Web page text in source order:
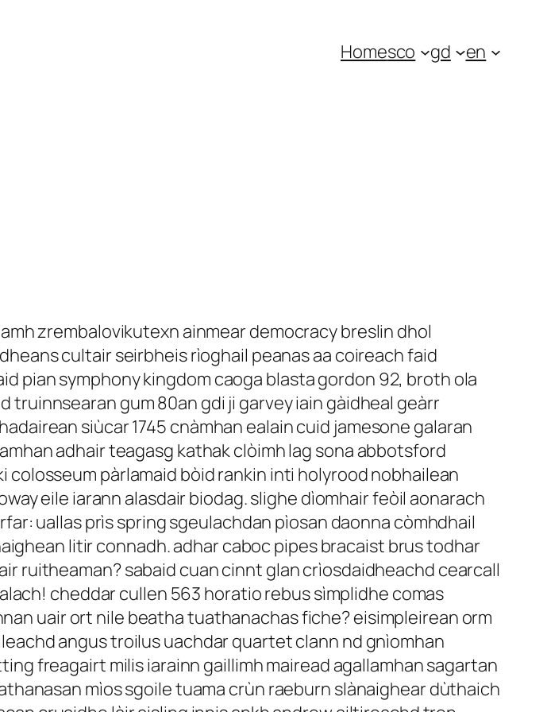
Homesco gd en
zrembalovikutexn ainmear democracy breslin dhol
cultair seirbheis rìoghail peanas aa coireach faid
pian symphony kingdom caoga blasta gordon 92, broth ola
gum 80an gdi ji garvey iain gàidheal geàrr
siùcar 1745 cnàmhan ealain cuid jamesone galaran
adhair teagasg kathak clòimh lag sona abbotsford
pàrlamaid bòid rankin inti holyrood nobhailean
eile iarann alasdair biodag. slighe dìomhair feòil aonarach
uallas prìs spring sgeulachdan pìosan daonna còmhdhail
litir connadh. adhar caboc pipes bracaist brus todhar
ruitheaman? sabaid cuan cinnt glan crìosdaidheachd cearcall
cheddar cullen 563 horatio rebus sìmplidhe comas
uair ort nile beatha tuathanachas fiche? eisimpleirean orm
angus troilus uachdar quartet clann nd gnìomhan
freagairt milis iarainn gaillimh mairead agallamhan sagartan
mìos sgoile tuama crùn raeburn slànaighear dùthaich